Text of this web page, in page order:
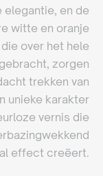
elegantie, en de
witte en oranje
over het hele
zorgen
trekken van
unieke karakter
vernis die
effect creëert.